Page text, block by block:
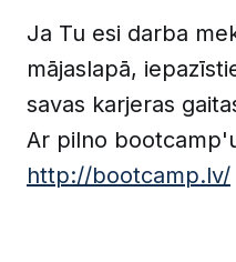
Ja Tu esi darba
mājaslapā,
savas karjeras
Ar pilno
http://bootcamp.lv/